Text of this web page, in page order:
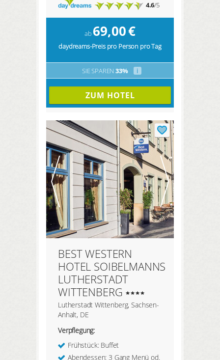
4.6/5
ab 69,00€
daydreams-Preis pro Person pro Tag
SIE SPAREN 33% i
ZUM HOTEL
BEST WESTERN
HOTEL SOIBELMANNS
LUTHERSTADT
WITTENBERG
Lutherstadt Wittenberg, Sachsen-
Anhalt, DE
Verpflegung:
Frühstück: Buffet
Abendessen: 3 Gang Menü od.